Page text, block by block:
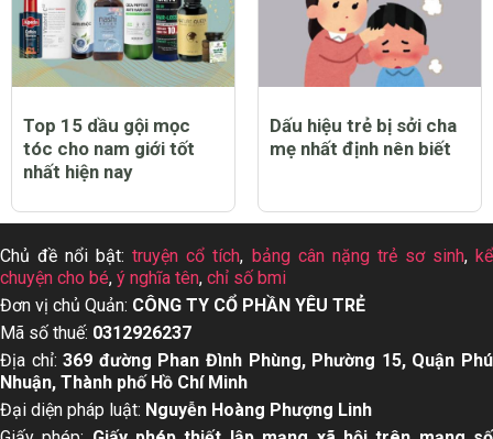
Top 15 dầu gội mọc
tóc cho nam giới tốt
nhất hiện nay
Dấu hiệu trẻ bị sởi cha
mẹ nhất định nên biết
Chủ đề nổi bật:truyện cổ tích, bảng cân nặng trẻ sơ sinh,kể
chuyện cho bé, ý nghĩa tên, chỉ số bmi
Đơn vị chủ Quản: CÔNG TY CỔ PHẦN YÊU TRẺ
Mã số thuế: 0312926237
Địa chỉ:369 đường Phan Đình Phùng, Phường 15, Quận Phú
Nhuận, Thành phố Hồ Chí Minh
Đại diện pháp luật: Nguyễn Hoàng Phượng Linh